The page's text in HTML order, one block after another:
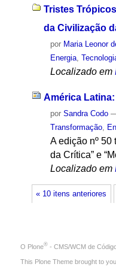
Tristes
da Civilização
por Maria Leonor
Energia ,
Localizado em
América
porSandra Codo
Transformação
A edição nº 50
da Crítica” e
Localizado em
« 10 itens anteriores
O Plone® - CMS/WCM de
This Plone Theme brought to